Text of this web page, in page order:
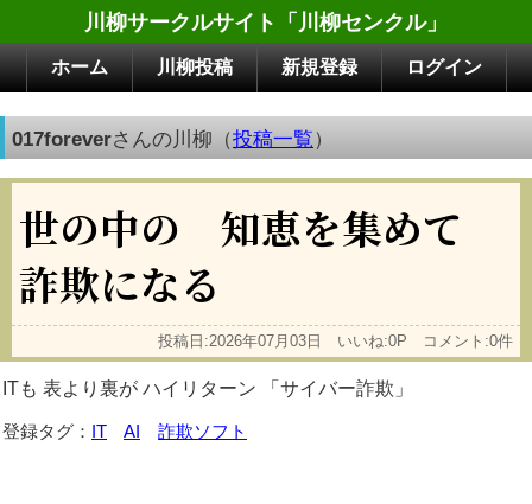
川柳サークルサイト「川柳センクル」
ホーム 川柳投稿 新規登録 ログイン
017foreverさんの川柳（投稿一覧）
世の中の 知恵を集めて
詐欺になる
投稿日:2026年07月03日 いいね:0P コメント:0件
ITも 表より裏が ハイリターン 「サイバー詐欺」
登録タグ： IT AI 詐欺ソフト